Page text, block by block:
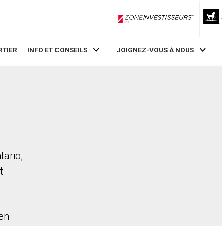
ZoneInvestisseurs RLP
INFO ET CONSEILS JOIGNEZ-VOUS À NOUS